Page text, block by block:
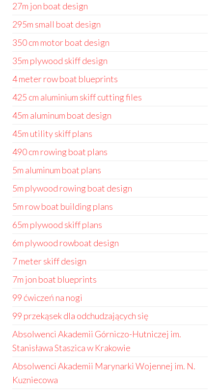
27m jon boat design
295m small boat design
350 cm motor boat design
35m plywood skiff design
4 meter row boat blueprints
425 cm aluminium skiff cutting files
45m aluminum boat design
45m utility skiff plans
490 cm rowing boat plans
5m aluminum boat plans
5m plywood rowing boat design
5m row boat building plans
65m plywood skiff plans
6m plywood rowboat design
7 meter skiff design
7m jon boat blueprints
99 ćwiczeń na nogi
99 przekąsek dla odchudzających się
Absolwenci Akademii Górniczo-Hutniczej im.
Stanisława Staszica w Krakowie
Absolwenci Akademii Marynarki Wojennej im. N.
Kuzniecowa